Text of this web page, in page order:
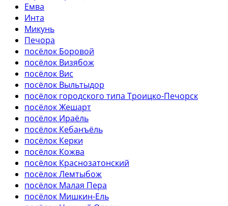
Емва
Инта
Микунь
Печора
посёлок Боровой
посёлок Визябож
посёлок Вис
посёлок Выльтыдор
посёлок городского типа Троицко-Печорск
посёлок Жешарт
посёлок Ираёль
посёлок Кебанъёль
посёлок Керки
посёлок Кожва
посёлок Краснозатонский
посёлок Лемтыбож
посёлок Малая Пера
посёлок Мишкин-Ель